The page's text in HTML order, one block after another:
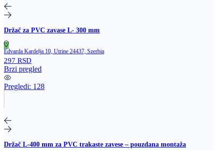
Držač za PVC zavase L- 300 mm
Edvarda Kardelja 10, Utrine 24437, Szerbia
297 RSD
Brzi pregled
Pregledi: 128
Držač L‑400 mm za PVC trakaste zavese – pouzdana montaža